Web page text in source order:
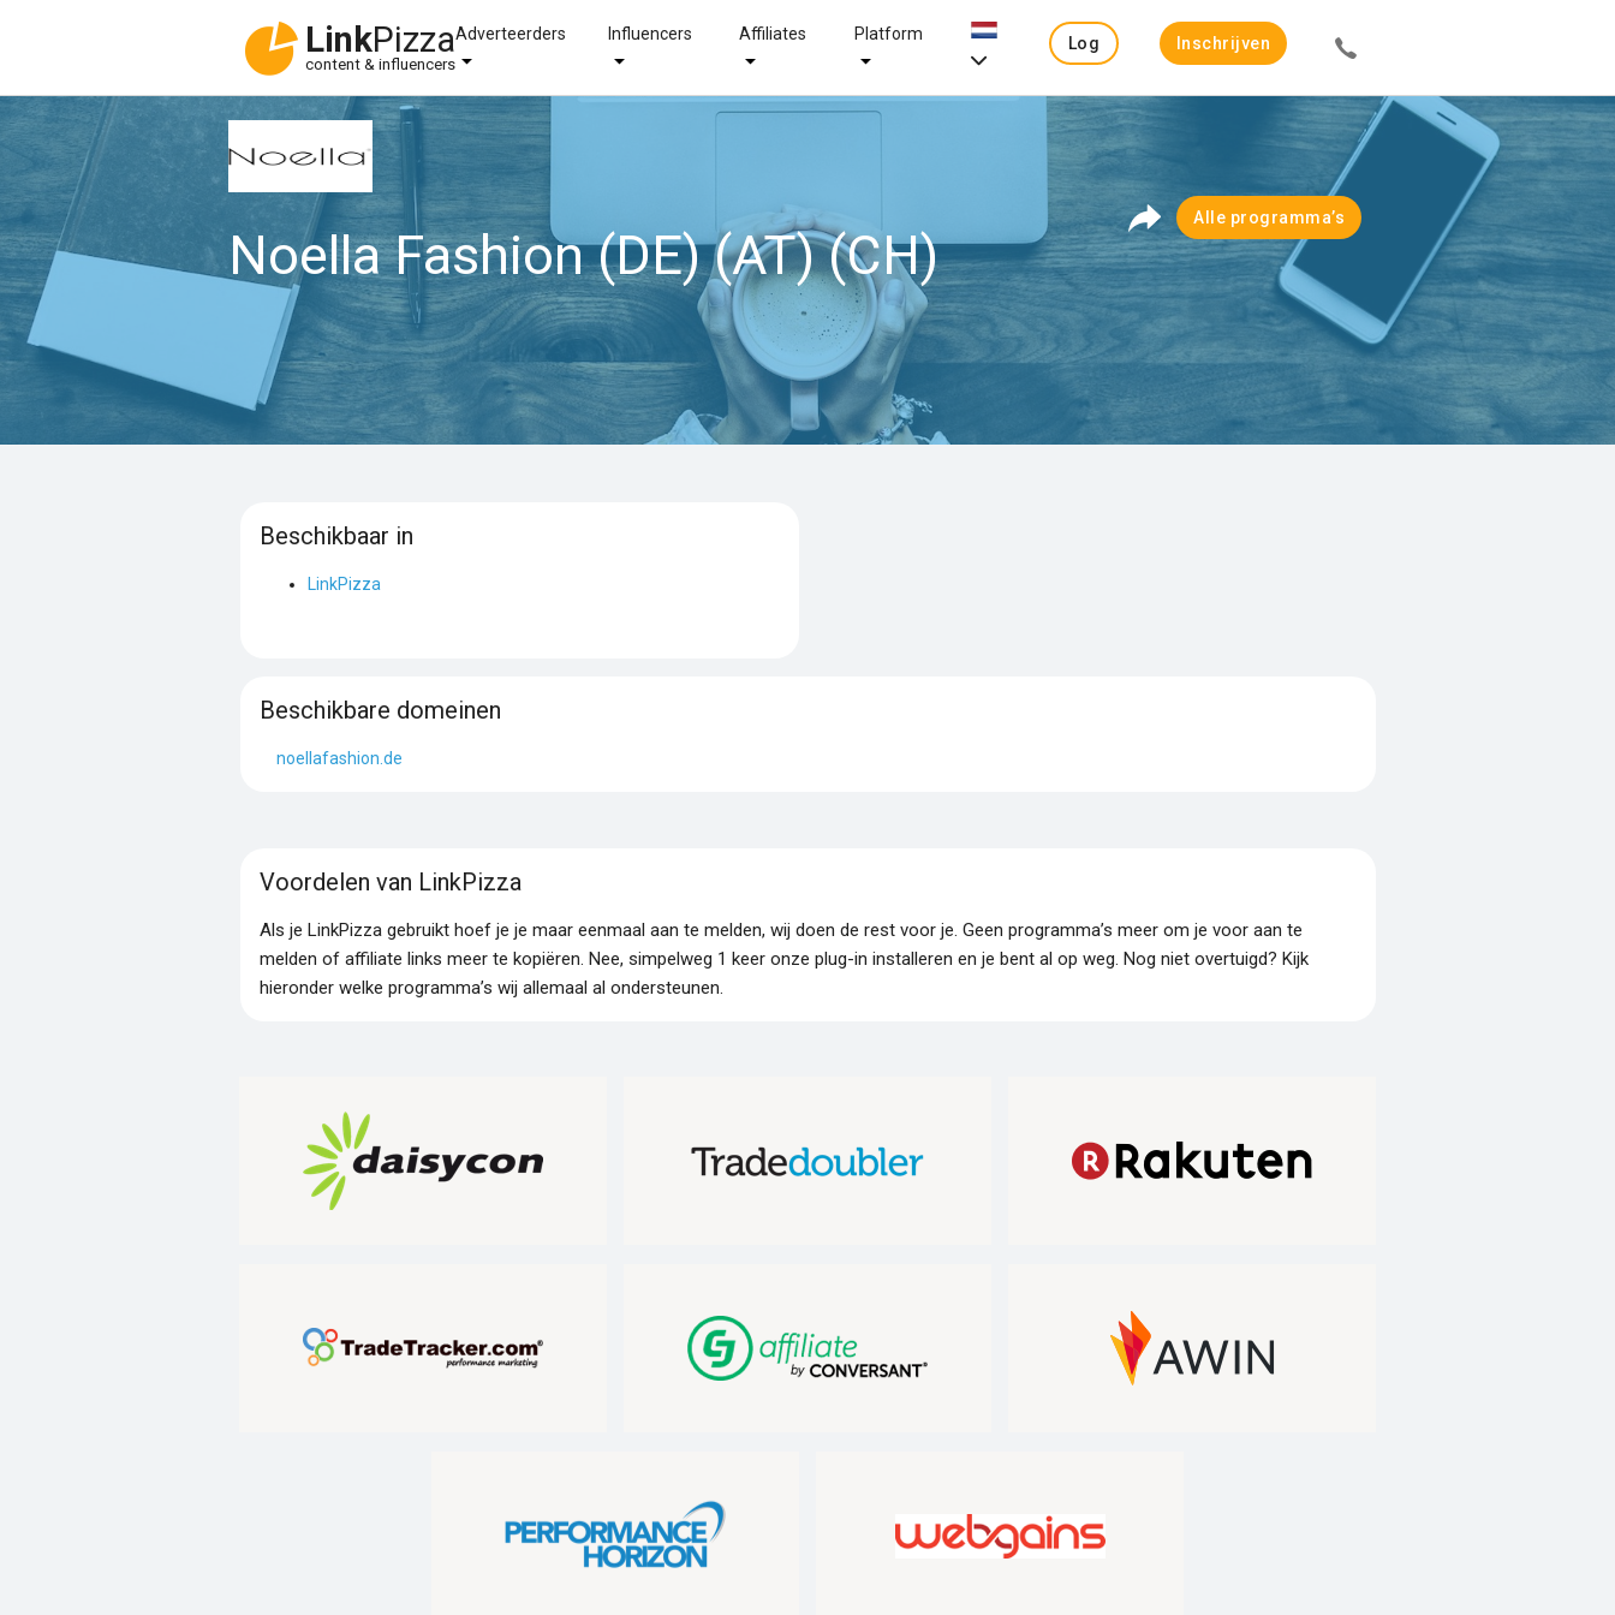
LinkPizza
content & influencers
Adverteerders Influencers Affiliates Platform
Log
Inschrijven
Noella Fashion (DE) (AT) (CH)
Alle programma’s
Beschikbaar in
LinkPizza
Beschikbare domeinen
noellafashion.de
Voordelen van LinkPizza
Als je LinkPizza gebruikt hoef je je maar eenmaal aan te melden, wij doen de rest voor je. Geen programma’s meer om je voor aan te
melden of affiliate links meer te kopiëren. Nee, simpelweg 1 keer onze plug-in installeren en je bent al op weg. Nog niet overtuigd? Kijk
hieronder welke programma’s wij allemaal al ondersteunen.